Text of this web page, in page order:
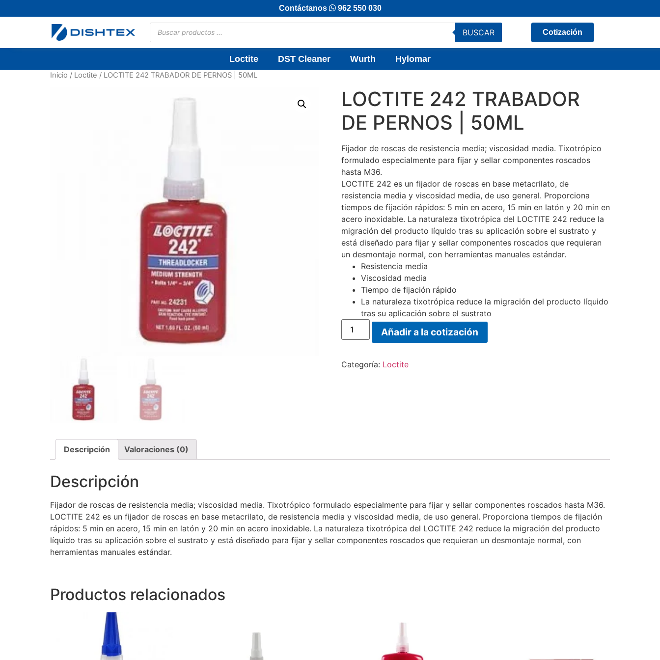
Contáctanos 962 550 030
BUSCAR Cotización
Loctite DST Cleaner Wurth Hylomar
Inicio / Loctite / LOCTITE 242 TRABADOR DE PERNOS | 50ML
LOCTITE 242 TRABADOR
DE PERNOS | 50ML
Fijador de roscas de resistencia media; viscosidad media. Tixotrópico
formulado especialmente para fijar y sellar componentes roscados
hasta M36.
LOCTITE 242 es un fijador de roscas en base metacrilato, de
resistencia media y viscosidad media, de uso general. Proporciona
tiempos de fijación rápidos: 5 min en acero, 15 min en latón y 20 min en
acero inoxidable. La naturaleza tixotrópica del LOCTITE 242 reduce la
migración del producto líquido tras su aplicación sobre el sustrato y
está diseñado para fijar y sellar componentes roscados que requieran
un desmontaje normal, con herramientas manuales estándar.
Resistencia media
Viscosidad media
Tiempo de fijación rápido
La naturaleza tixotrópica reduce la migración del producto líquido
tras su aplicación sobre el sustrato
Añadir a la cotización
Categoría: Loctite
Descripción Valoraciones (0)
Descripción
Fijador de roscas de resistencia media; viscosidad media. Tixotrópico formulado especialmente para fijar y sellar componentes roscados hasta M36.
LOCTITE 242 es un fijador de roscas en base metacrilato, de resistencia media y viscosidad media, de uso general. Proporciona tiempos de fijación
rápidos: 5 min en acero, 15 min en latón y 20 min en acero inoxidable. La naturaleza tixotrópica del LOCTITE 242 reduce la migración del producto
líquido tras su aplicación sobre el sustrato y está diseñado para fijar y sellar componentes roscados que requieran un desmontaje normal, con
herramientas manuales estándar.
Productos relacionados